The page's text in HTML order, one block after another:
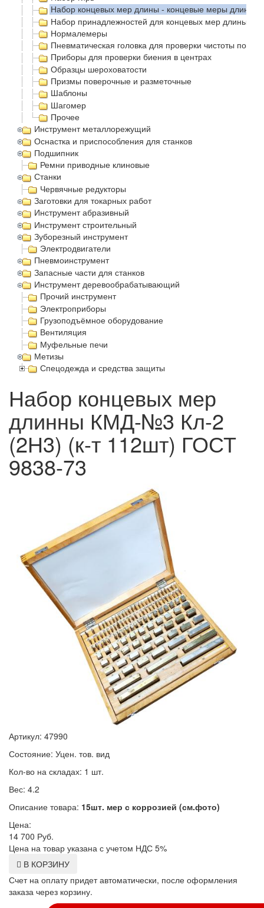
Набор концевых мер длины - концевые меры длинны
Набор принадлежностей для концевых мер длины
Нормалемеры
Пневматическая головка для проверки чистоты
Приборы для проверки биения в центрах
Образцы шероховатости
Призмы поверочные и разметочные
Шаблоны
Шагомер
Прочее
Инструмент металлорежущий
Оснастка и приспособления для станков
Подшипник
Ремни приводные клиновые
Станки
Червячные редукторы
Заготовки для токарных работ
Инструмент абразивный
Инструмент строительный
Зуборезный инструмент
Электродвигатели
Пневмоинструмент
Запасные части для станков
Инструмент деревообрабатывающий
Прочий инструмент
Электроприборы
Грузоподъёмное оборудование
Вентиляция
Муфельные печи
Метизы
Спецодежда и средства защиты
Набор концевых мер
длинны КМД-№3 Кл-2
(2Н3) (к-т 112шт) ГОСТ
9838-73
Артикул: 47990
Состояние: Уцен. тов. вид
Кол-во на складах: 1 шт.
Вес: 4.2
Описание товара: 15шт. мер с коррозией (см.фото)
Цена:
14 700 Руб.
Цена на товар указана с учетом НДС 5%
В КОРЗИНУ
Счет на оплату придет автоматически, после оформления
заказа через корзину.